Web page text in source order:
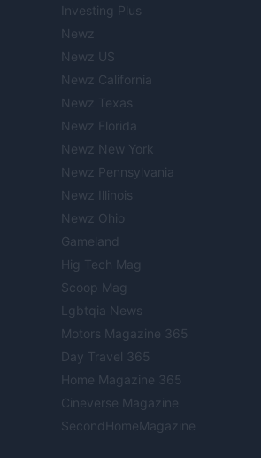
Investing Plus
Newz
Newz US
Newz California
Newz Texas
Newz Florida
Newz New York
Newz Pennsylvania
Newz Illinois
Newz Ohio
Gameland
Hig Tech Mag
Scoop Mag
Lgbtqia News
Motors Magazine 365
Day Travel 365
Home Magazine 365
Cineverse Magazine
SecondHomeMagazine